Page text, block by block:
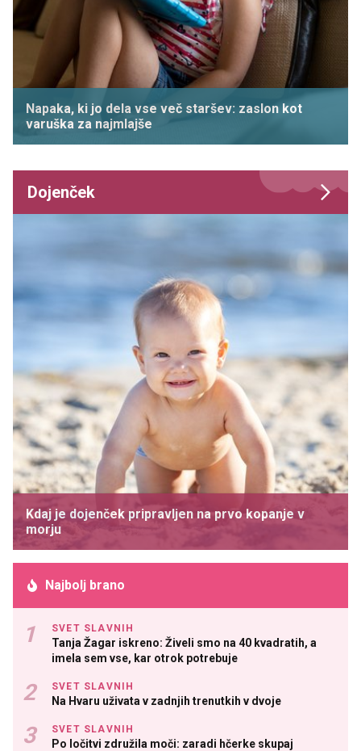
Napaka, ki jo dela vse več staršev: zaslon kot
varuška za najmlajše
Dojenček
Kdaj je dojenček pripravljen na prvo kopanje v
morju
Najbolj brano
SVET SLAVNIH
Tanja Žagar iskreno: Živeli smo na 40 kvadratih, a
imela sem vse, kar otrok potrebuje
SVET SLAVNIH
Na Hvaru uživata v zadnjih trenutkih v dvoje
SVET SLAVNIH
Po ločitvi združila moči: zaradi hčerke skupaj